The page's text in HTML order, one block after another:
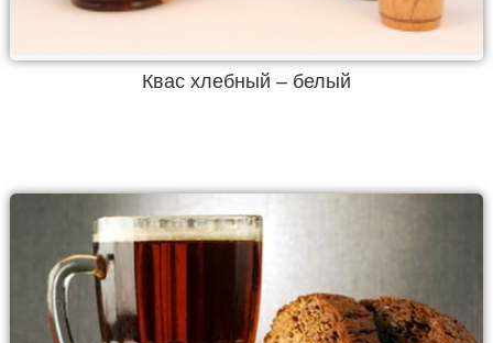
Квас хлебный – белый